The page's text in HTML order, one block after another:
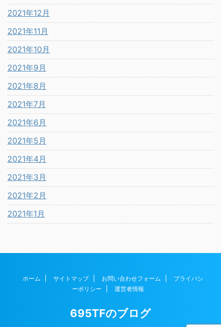
2021年12月
2021年11月
2021年10月
2021年9月
2021年8月
2021年7月
2021年6月
2021年5月
2021年4月
2021年3月
2021年2月
2021年1月
ホーム サイトマップ お問い合わせフォーム
プライバシ
ーポリシー
運営者情報
695TFのブログ